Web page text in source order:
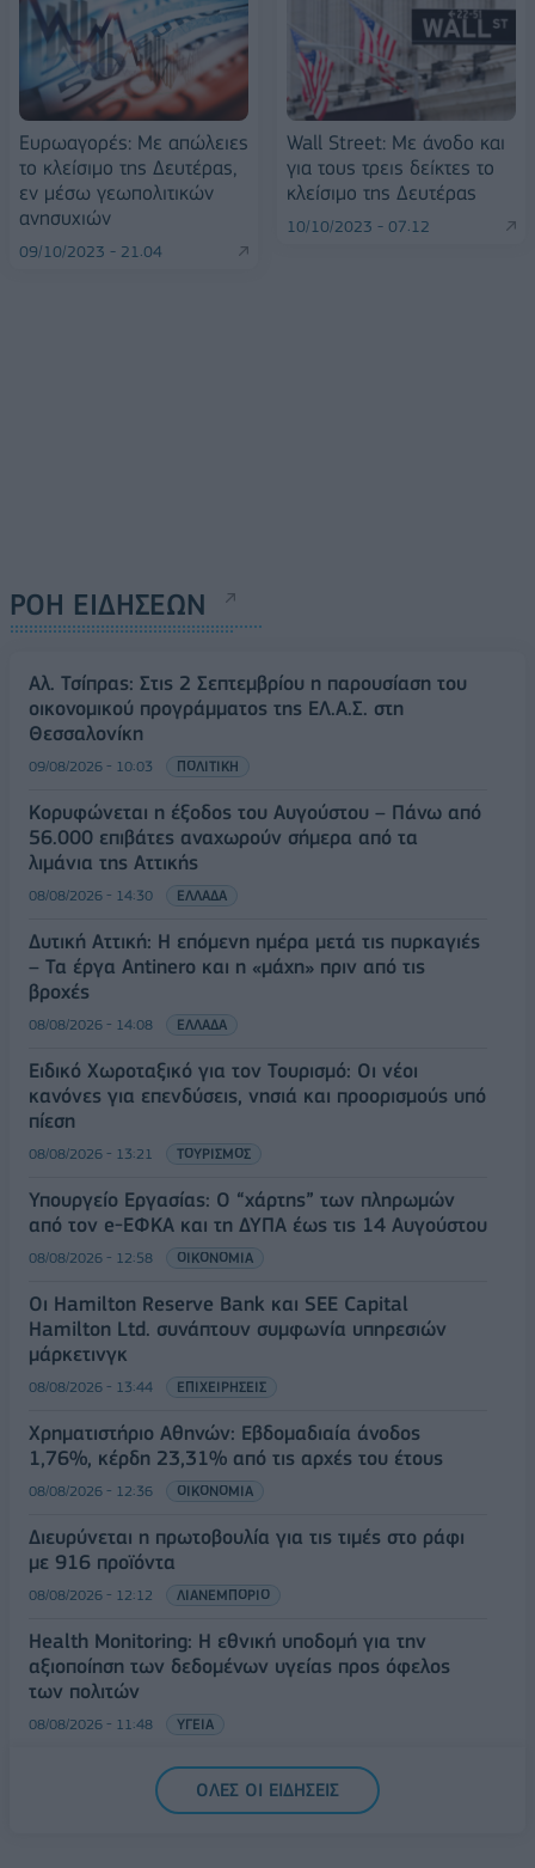
Ευρωαγορές: Με απώλειες
το κλείσιμο της Δευτέρας,
εν μέσω γεωπολιτικών
ανησυχιών
09/10/2023 - 21:04
Wall Street: Με άνοδο και
για τους τρεις δείκτες το
κλείσιμο της Δευτέρας
10/10/2023 - 07:12
ΡΟΗ ΕΙΔΗΣΕΩΝ
Αλ. Τσίπρας: Στις 2 Σεπτεμβρίου η παρουσίαση του
οικονομικού προγράμματος της ΕΛ.Α.Σ. στη
Θεσσαλονίκη
09/08/2026 - 10:03 ΠΟΛΙΤΙΚΗ
Κορυφώνεται η έξοδος του Αυγούστου – Πάνω από
56.000 επιβάτες αναχωρούν σήμερα από τα
λιμάνια της Αττικής
08/08/2026 - 14:30 ΕΛΛΑΔΑ
Δυτική Αττική: Η επόμενη ημέρα μετά τις πυρκαγιές
– Τα έργα Antinero και η «μάχη» πριν από τις
βροχές
08/08/2026 - 14:08 ΕΛΛΑΔΑ
Ειδικό Χωροταξικό για τον Τουρισμό: Οι νέοι
κανόνες για επενδύσεις, νησιά και προορισμούς υπό
πίεση
08/08/2026 - 13:21 ΤΟΥΡΙΣΜΟΣ
Υπουργείο Εργασίας: Ο “χάρτης” των πληρωμών
από τον e-ΕΦΚΑ και τη ΔΥΠΑ έως τις 14 Αυγούστου
08/08/2026 - 12:58 ΟΙΚΟΝΟΜΙΑ
Οι Hamilton Reserve Bank και SEE Capital
Hamilton Ltd. συνάπτουν συμφωνία υπηρεσιών
μάρκετινγκ
08/08/2026 - 13:44 ΕΠΙΧΕΙΡΗΣΕΙΣ
Χρηματιστήριο Αθηνών: Εβδομαδιαία άνοδος
1,76%, κέρδη 23,31% από τις αρχές του έτους
08/08/2026 - 12:36 ΟΙΚΟΝΟΜΙΑ
Διευρύνεται η πρωτοβουλία για τις τιμές στο ράφι
με 916 προϊόντα
08/08/2026 - 12:12 ΛΙΑΝΕΜΠΟΡΙΟ
Health Monitoring: Η εθνική υποδομή για την
αξιοποίηση των δεδομένων υγείας προς όφελος
των πολιτών
08/08/2026 - 11:48 ΥΓΕΙΑ
Ελληνική Αναπτυξιακή Τράπεζα: Με «προίκα» 2 δισ.
ευρώ ανοίγει δρόμο για δάνεια έως 5 δισ. σε
ΟΛΕΣ ΟΙ ΕΙΔΗΣΕΙΣ